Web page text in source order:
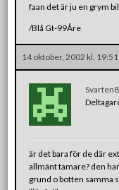
faan det är ju en grym
/Blå Gt-99Åre
14 oktober, 2002 kl. 19:51
är det bara för de där
allmänt tamare? den
grund o botten samma